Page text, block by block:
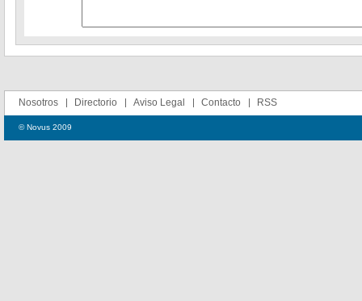
Nosotros Directorio Aviso Legal Contacto RSS
© Novus 2009